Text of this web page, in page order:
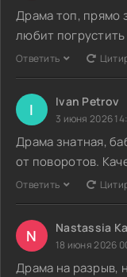
Драма топ, прямо
любит
Ответить
I Ivan Petrov
3 июня 2026
Драма знатная,
от поворотов.
Ответить
N Nastassia
18 июня 2026
Драма на разрыв,